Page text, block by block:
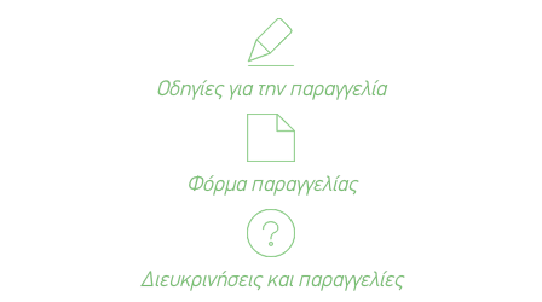
Οδηγίες για την παραγγελία
Φόρμα παραγγελίας
Διευκρινήσεις και παραγγελίες